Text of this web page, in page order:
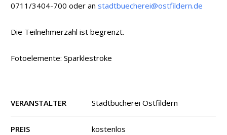
0711/3404-700 oder anstadtbuecherei@ostfildern.de
Die Teilnehmerzahl ist begrenzt.
Fotoelemente: Sparklestroke
VERANSTALTER Stadtbücherei Ostfildern
PREIS kostenlos